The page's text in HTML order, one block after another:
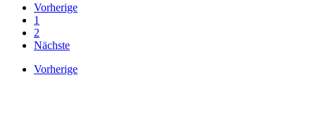
Vorherige
1
2
Nächste
Vorherige